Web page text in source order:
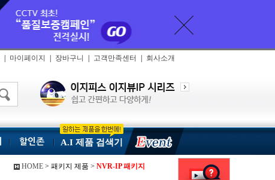
마이페이지 장바구니 고객만족센터 회사소개
할인존 A.I 제품 검색기
HOME > 패키지 제품 > NVR-IP 패키지